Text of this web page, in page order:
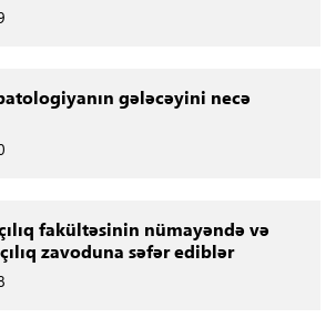
gələcəyini necə
fakültəsinin nümayəndə və
zavoduna səfər ediblər